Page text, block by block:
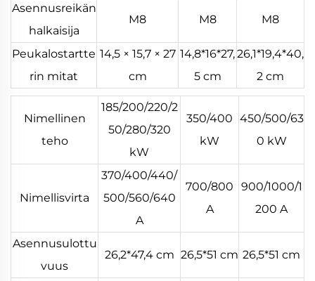
Asennusreikän
halkaisija
M8 M8 M8
Peukalostartte
rin mitat
14,5 × 15,7 × 27
cm
14,8*16*27,
5 cm
26,1*19,4*40,
2 cm
Nimellinen
teho
185/200/220/2
50/280/320
kW
350/400
kW
450/500/63
0 kW
Nimellisvirta
370/400/440/
500/560/640
A
700/800
A
900/1000/1
200 A
Asennusulottu
vuus
26,2*47,4 cm 26,5*51 cm 26,5*51 cm